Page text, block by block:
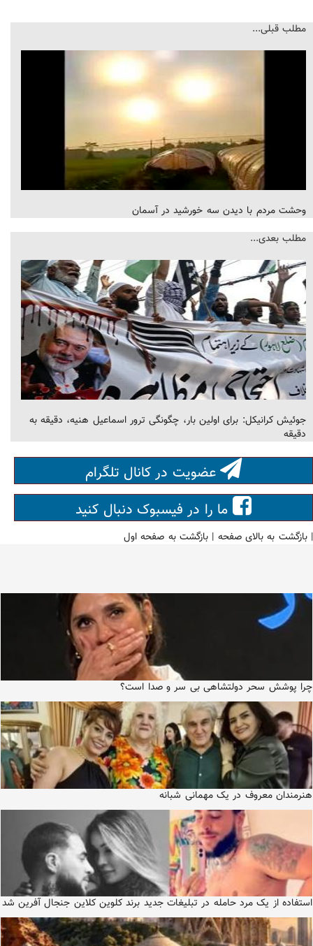
مطلب قبلی...
وحشت مردم با دیدن سه خورشید در آسمان
مطلب بعدی...
جوئیش کرانیکل: برای اولین بار، چگونگی ترور اسماعیل هنیه، دقیقه به
دقیقه
عضویت در کانال تلگرام
ما را در فیسبوک دنبال کنید
|بازگشت به بالای صفحه |بازگشت به صفحه اول
چرا پوشش سحر دولتشاهی بی سر و صدا است؟
هنرمندان معروف در یک مهمانی شبانه
استفاده از یک مرد حامله در تبلیغات جدید برند کلوین کلاین جنجال آفرین شد